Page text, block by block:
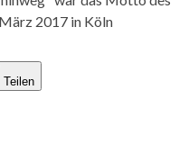
2017 in Köln
Teilen